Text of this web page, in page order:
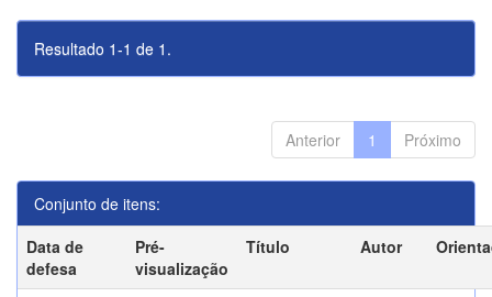
Resultado 1-1 de 1.
Anterior 1 Próximo
Conjunto de itens:
Data de
defesa
Pré-
visualização
Título Autor